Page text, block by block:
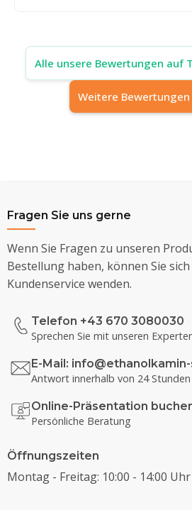
Alle unsere Bewertungen auf
Weitere
Fragen Sie uns gerne
Wenn Sie Fragen zu unseren
Bestellung haben, können Sie
Kundenservice wenden.
Telefon +43 670 3080030
Sprechen Sie mit unseren
E-Mail:
Antwort innerhalb von 24
Online-Präsentation
Persönliche Beratung
Öffnungszeiten
Montag - Freitag: 10:00 - 14:00 Uhr